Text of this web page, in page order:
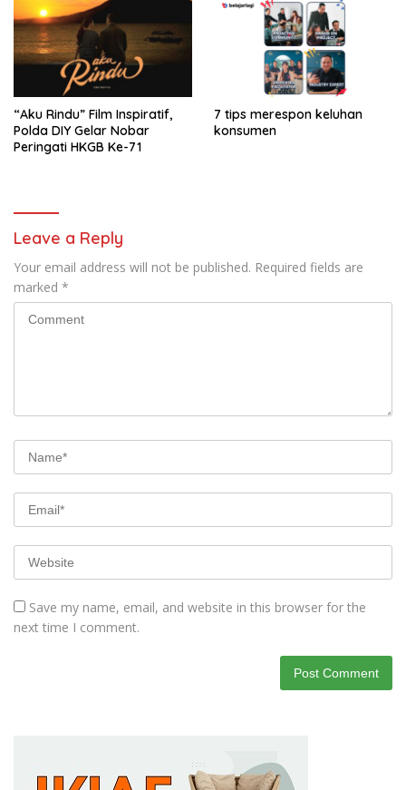
“Aku Rindu” Film Inspiratif,
Polda DIY Gelar Nobar
Peringati HKGB Ke-71
7 tips merespon keluhan
konsumen
Leave a Reply
Your email address will not be published. Required fields are
marked *
Save my name, email, and website in this browser for the
next time I comment.